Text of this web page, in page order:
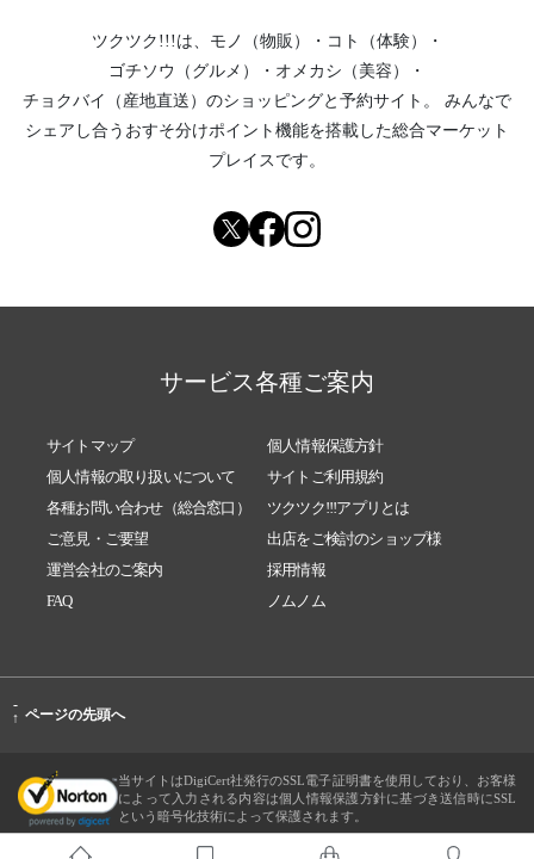
ツクツク!!!は、 モノ（物販） ・ コト（体験）
・
ゴチソウ（グルメ）
・ オメカシ（美容）
・
チョクバイ（産地直送） のショッピングと予約サイト。
みんなで
シェアし合う おすそ分けポイント機能を搭載した総合マーケット
プレイスです。
サービス各種ご案内
サイトマップ
個人情報保護方針
個人情報の取り扱いについて
サイトご利用規約
各種お問い合わせ（総合窓口）
ツクツク!!!アプリとは
ご意見・ご要望
出店をご検討のショップ様
運営会社のご案内
採用情報
FAQ
ノムノム
-
↑ ページの先頭へ
当サイトはDigiCert社発行のSSL電子証明書を使用しており、お客様
によって入力される内容は個人情報保護方針に基づき送信時にSSL
という暗号化技術によって保護されます。